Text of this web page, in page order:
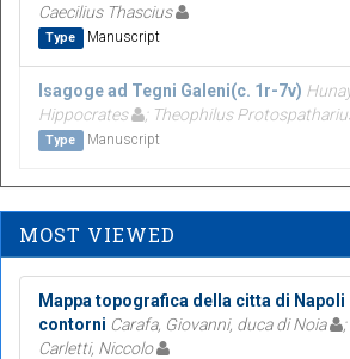
Caecilius Thascius
Type Manuscript
Isagoge ad Tegni Galeni(c. 1r-7v)
Hippocrates
; Theophilus
Type Manuscript
MOST VIEWED
Mappa topografica della citta di Napoli
contorni Carafa, Giovanni, duca di Noia
Carletti, Niccolo